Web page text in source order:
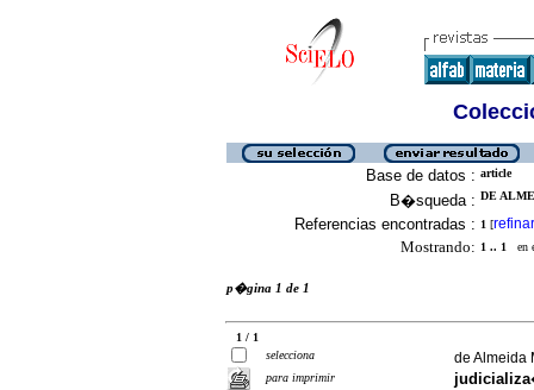
Base de datos : article
B�squeda : DE
Referencias encontradas : 1 [refinar
Mostrando: 1 .. 1 en
p�gina 1 de 1
1 / 1
selecciona
para imprimir
de Almeida